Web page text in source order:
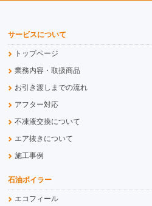
サービスについて
トップページ
業務内容・取扱商品
お引き渡しまでの流れ
アフター対応
不凍液交換について
エア抜きについて
施工事例
石油ボイラー
エコフィール